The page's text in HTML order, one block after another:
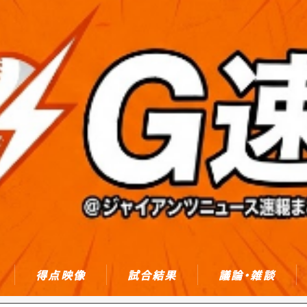
得点映像 試合結果 議論・雑談